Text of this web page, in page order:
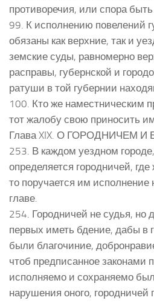
противоречия, или спора быть
99. К исполнению повелений
обязаны как верхние, так и
земские суды, равномерно
расправы, губернской и
ратуши в той губернии
100. Кто же наместническим
тот жалобу свою приносить
Глава XIX. О ГОРОДНИЧЕМ
253. В каждом уездном
определяется городничей,
то поручается им исполнение
главе.
254. Городничей не судья, но
первых иметь бдение, дабы в
были благочиние,
чтоб предписанное законами
исполняемо и сохраняемо
нарушения оного, городничей